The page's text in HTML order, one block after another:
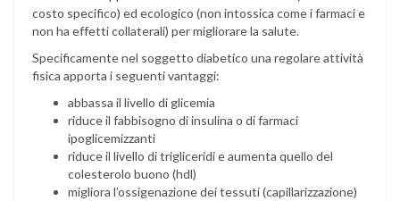
costo specifico) ed ecologico (non intossica come i farmaci e
non ha effetti collaterali) per migliorare la salute.
Specificamente nel soggetto diabetico una regolare attività
fisica apporta i seguenti vantaggi:
abbassa il livello di glicemia
riduce il fabbisogno di insulina o di farmaci
ipoglicemizzanti
riduce il livello di trigliceridi e aumenta quello del
colesterolo buono (hdl)
migliora l’ossigenazione dei tessuti (capillarizzazione)